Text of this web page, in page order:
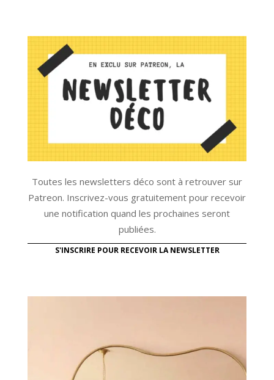
Toutes les newsletters déco sont à retrouver sur
Patreon. Inscrivez-vous gratuitement pour recevoir
une notification quand les prochaines seront
publiées.
S'INSCRIRE POUR RECEVOIR LA NEWSLETTER